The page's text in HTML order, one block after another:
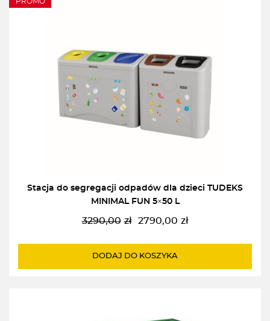
Stacja do segregacji odpadów dla dzieci TUDEKS
MINIMAL FUN 5×50 L
3290,00 zł
Pierwotna
wynosiła:
2790,00 zł
Aktualna
wynosi:
DODAJ DO KOSZYKA